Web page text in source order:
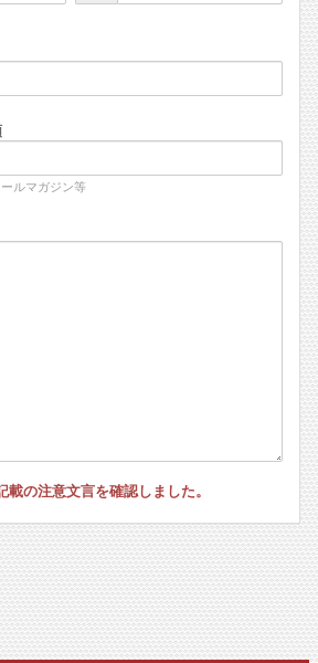
ルマガジン等
載の注意文言を確認しました。